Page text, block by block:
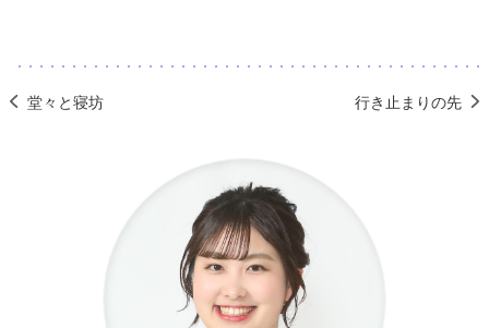
堂々と寝坊 行き止まりの先